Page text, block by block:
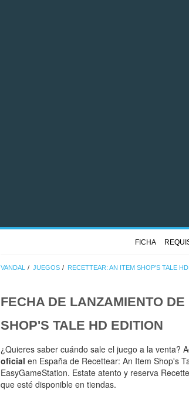
FICHA
VANDAL JUEGOS RECETTEAR: AN ITEM SHOP'S TALE
FECHA DE LANZAMIENTO DE
SHOP'S TALE HD EDITION
¿Quieres saber cuándo sale el juego a la venta?
oficial en España de Recettear: An Item Shop's
EasyGameStation. Estate atento y reserva
que esté disponible en tiendas.